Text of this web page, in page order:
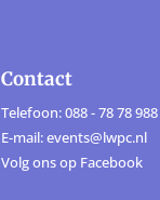
Contact
Telefoon: 088 - 78 78 988
E-mail: events@lwpc.nl
Volg ons op Facebook